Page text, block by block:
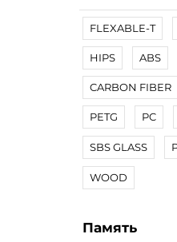
FLEXABLE-T
HIPS ABS
CARBON FIBER
PETG PC
SBS GLASS
WOOD
Память